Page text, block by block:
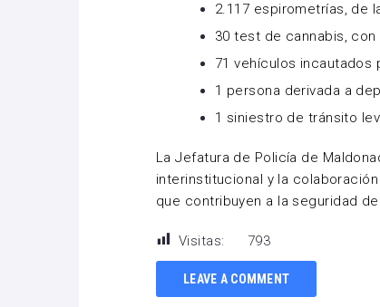
2.117 espirometrías, de
30 test de cannabis,
71 vehículos incautados
1 persona derivada a
1 siniestro de tránsito
La Jefatura de Policía de
interinstitucional y la
que contribuyen a la seguridad
Visitas: 793
LEAVE A COMMENT